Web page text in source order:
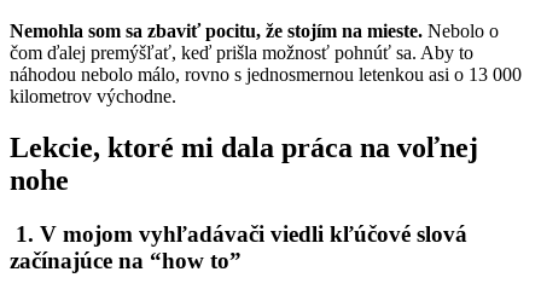
Nemohla som sa zbaviť pocitu, že stojím na mieste. Nebolo o
čom ďalej premýšľať, keď prišla možnosť pohnúť sa. Aby to
náhodou nebolo málo, rovno s jednosmernou letenkou asi o 13 000
kilometrov východne.
Lekcie, ktoré mi dala práca na voľnej
nohe
1. V mojom vyhľadávači viedli kľúčové slová
začínajúce na “how to”